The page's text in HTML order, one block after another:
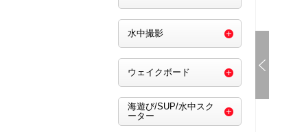
水中撮影
ウェイクボード
海遊び/SUP/水中スク
ーター